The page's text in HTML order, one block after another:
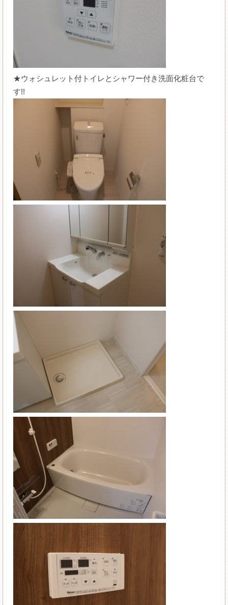
★ウォシュレット付トイレとシャワー付き洗面化粧台で
す!!